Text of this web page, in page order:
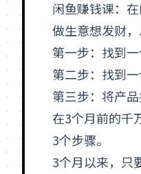
闲鱼赚钱课：
做生意想发财，
第一步：找到
第二步：找到
第三步：将产
在3个月前的千
3个步骤。
3个月以来，只